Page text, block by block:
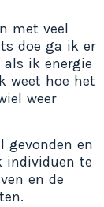
met veel
doe ga ik er
ik energie
weet hoe het
weer
gevonden en
individuen te
en de